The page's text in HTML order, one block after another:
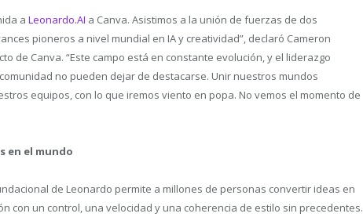
a Leonardo.AI a Canva. Asistimos a la unión de fuerzas de dos
pioneros a nivel mundial en IA y creatividad”, declaró Cameron
de Canva. “Este campo está en constante evolución, y el liderazgo
no pueden dejar de destacarse. Unir nuestros mundos
equipos, con lo que iremos viento en popa. No vemos el momento de
en el mundo
de Leonardo permite a millones de personas convertir ideas en
con un control, una velocidad y una coherencia de estilo sin precedentes.